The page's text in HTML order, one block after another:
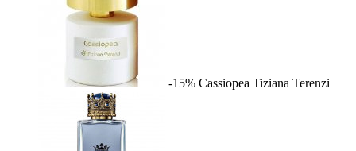
-15% Cassiopea Tiziana Terenzi